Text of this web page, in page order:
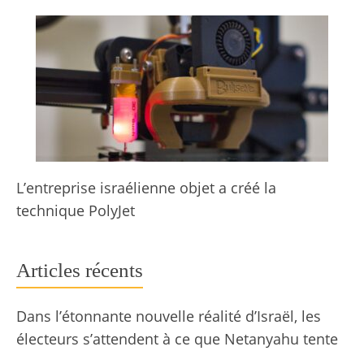
L’entreprise israélienne objet a créé la
technique PolyJet
Articles récents
Dans l’étonnante nouvelle réalité d’Israël, les
électeurs s’attendent à ce que Netanyahu tente